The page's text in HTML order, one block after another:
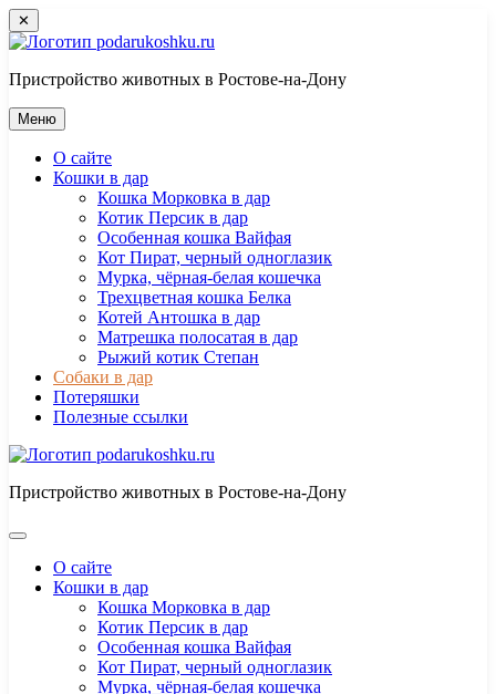
Перейти
к
✕
Пристройство животных в Ростове-на-Дону
Меню
О сайте
Кошки в дар
Кошка Морковка в дар
Котик Персик в дар
Особенная кошка Вайфая
Кот Пират, черный одноглазик
Мурка, чёрная-белая кошечка
Трехцветная кошка Белка
Котей Антошка в дар
Матрешка полосатая в дар
Рыжий котик Степан
Собаки в дар
Потеряшки
Полезные ссылки
Пристройство животных в Ростове-на-Дону
О сайте
Кошки в дар
Кошка Морковка в дар
Котик Персик в дар
Особенная кошка Вайфая
Кот Пират, черный одноглазик
Мурка, чёрная-белая кошечка